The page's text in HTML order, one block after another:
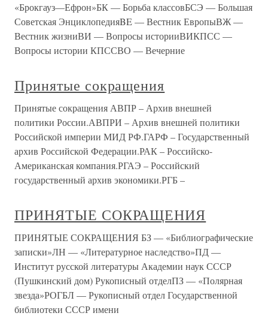
«Брокгауз—Ефрон»БК — Борьба классовБСЭ — Большая
Советская ЭнциклопедияBE — Вестник ЕвропыВЖ —
Вестник жизниВИ — Вопросы историиВИКПСС —
Вопросы истории КПССВО — Вечерние
Принятые сокращения
Принятые сокращения АВПР – Архив внешней
политики России.АВПРИ – Архив внешней политики
Российской империи МИД РФ.ГАРФ – Государственный
архив Российской Федерации.РАК – Российско-
Американская компания.РГАЭ – Российский
государственный архив экономики.РГБ –
ПРИНЯТЫЕ СОКРАЩЕНИЯ
ПРИНЯТЫЕ СОКРАЩЕНИЯ БЗ — «Библиографические
записки»ЛН — «Литературное наследство»ПД —
Институт русской литературы Академии наук СССР
(Пушкинский дом) Рукописный отделПЗ — «Полярная
звезда»РОГБЛ — Рукописный отдел Государственной
библиотеки СССР имени